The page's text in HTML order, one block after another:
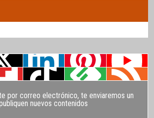
por correo electrónico, te enviaremos un
nuevos contenidos